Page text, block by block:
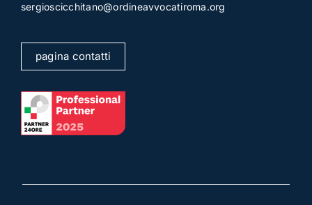
sergioscicchitano@ordineavvocatiroma.org
pagina contatti